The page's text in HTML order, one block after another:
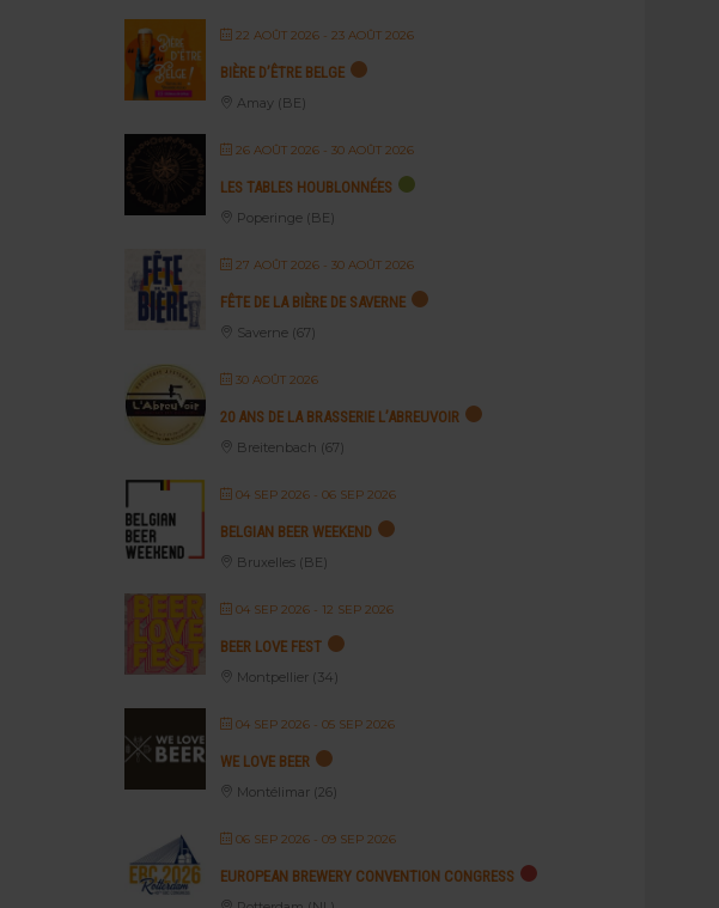
22 AOÛT 2026 - 23 AOÛT 2026
BIÈRE D’ÊTRE BELGE
Amay (BE)
26 AOÛT 2026 - 30 AOÛT 2026
LES TABLES HOUBLONNÉES
Poperinge (BE)
27 AOÛT 2026 - 30 AOÛT 2026
FÊTE DE LA BIÈRE DE SAVERNE
Saverne (67)
30 AOÛT 2026
20 ANS DE LA BRASSERIE L’ABREUVOIR
Breitenbach (67)
04 SEP 2026 - 06 SEP 2026
BELGIAN BEER WEEKEND
Bruxelles (BE)
04 SEP 2026 - 12 SEP 2026
BEER LOVE FEST
Montpellier (34)
04 SEP 2026 - 05 SEP 2026
WE LOVE BEER
Montélimar (26)
06 SEP 2026 - 09 SEP 2026
EUROPEAN BREWERY CONVENTION CONGRESS